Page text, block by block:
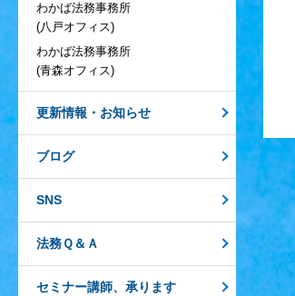
わかば法務事務所
(八戸オフィス)
わかば法務事務所
(青森オフィス)
更新情報・お知らせ
ブログ
SNS
法務Ｑ＆Ａ
セミナー講師、承ります